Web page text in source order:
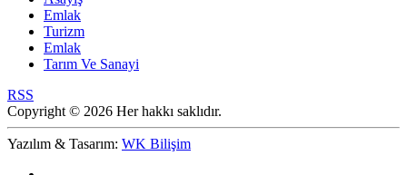
Emlak
Turizm
Emlak
Tarım Ve Sanayi
RSS
Copyright © 2026 Her hakkı saklıdır.
Yazılım & Tasarım: WK Bilişim